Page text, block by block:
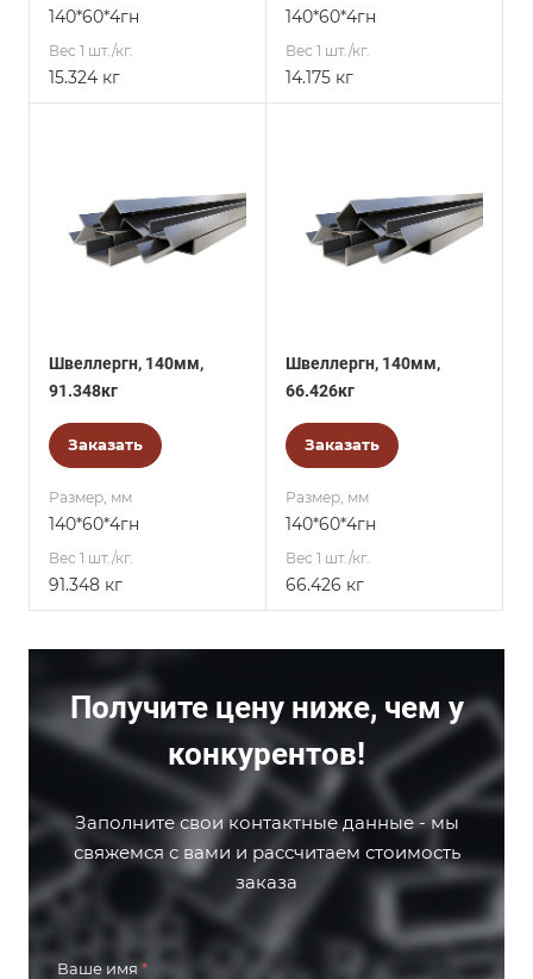
140*60*4гн
Вес 1 шт./кг.
15.324 кг
140*60*4гн
Вес 1 шт./кг.
14.175 кг
Швеллергн, 140мм,
91.348кг
Заказать
Размер, мм
140*60*4гн
Вес 1 шт./кг.
91.348 кг
Швеллергн, 140мм,
66.426кг
Заказать
Размер, мм
140*60*4гн
Вес 1 шт./кг.
66.426 кг
Получите цену ниже, чем у
конкурентов!
Заполните свои контактные данные - мы
свяжемся с вами и рассчитаем стоимость
заказа
Ваше имя *